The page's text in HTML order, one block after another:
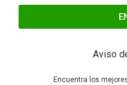
Aviso
Encuentra los